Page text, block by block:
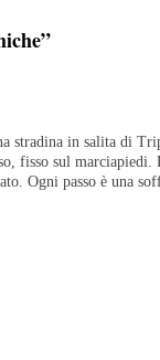
stradina in salita di
fisso sul
Ogni passo è una